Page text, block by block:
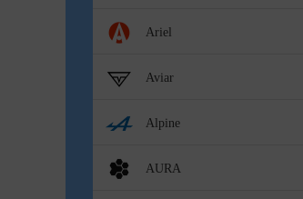
Ariel
Aviar
Alpine
AURA